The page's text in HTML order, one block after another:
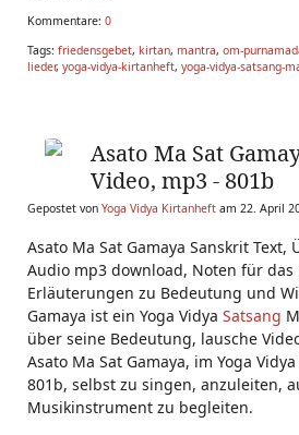
Kommentare: 0
Tags: friedensgebet, kirtan, mantra, om-
lieder, yoga-vidya-kirtanheft, yoga-vidya-satsang-
Asato Ma Sat
Video, mp3 - 801b
Gepostet von Yoga Vidya Kirtanheft am 22. April
Asato Ma Sat Gamaya Sanskrit Text,
Audio mp3 download, Noten für das
Erläuterungen zu Bedeutung und
Gamaya ist ein Yoga Vidya Satsang
über seine Bedeutung, lausche
Asato Ma Sat Gamaya, im Yoga
801b, selbst zu singen, anzuleiten,
Musikinstrument zu begleiten.